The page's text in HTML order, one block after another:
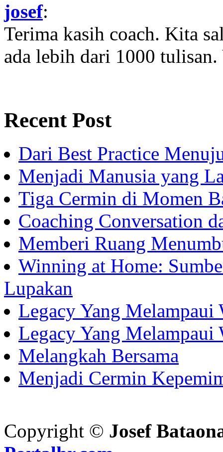
josef:
Terima kasih coach. Kita
ada lebih dari 1000 tulisan.
Recent Post
Dari Best Practice
Menjadi Manusia yang
Tiga Cermin di Momen
Coaching Conversation
Memberi Ruang
Winning at Home:
Lupakan
Legacy Yang Melampaui
Legacy Yang Melampaui
Melangkah Bersama
Menjadi Cermin
Copyright © Josef